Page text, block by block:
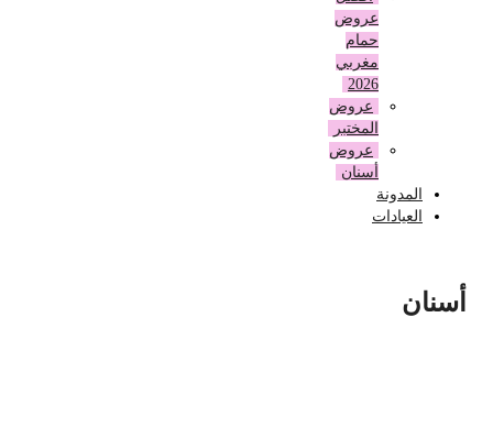
عروض
حمام
مغربي
2026
عروض
المختبر
عروض
أسنان
المدونة
العيادات
أسنان